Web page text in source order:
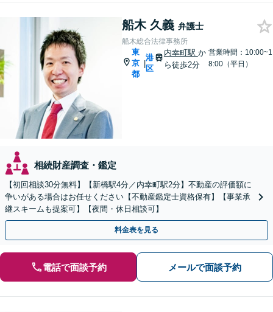
船木 久義 弁護士
船木総合法律事務所
東
京
都
|
港
区
内幸町駅 か
ら徒歩2分
営業時間：10:00~1
8:00（平日）
相続財産調査・鑑定
【初回相談30分無料】【新橋駅4分／内幸町駅2分】不動産の評価額に
争いがある場合はお任せください【不動産鑑定士資格保有】【事業承
継スキームも提案可】【夜間・休日相談可】
料金表を見る
電話で面談予約 メールで面談予約